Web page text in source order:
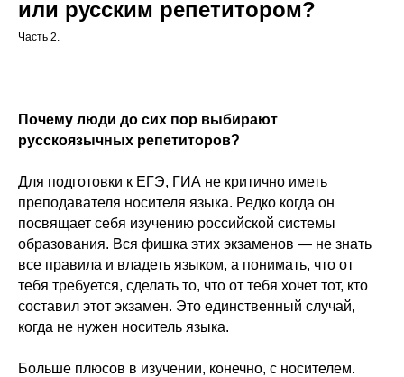
или русским репетитором?
Часть 2.
Почему люди до сих пор выбирают
русскоязычных репетиторов?
Для подготовки к ЕГЭ, ГИА не критично иметь
преподавателя носителя языка. Редко когда он
посвящает себя изучению российской системы
образования. Вся фишка этих экзаменов — не знать
все правила и владеть языком, а понимать, что от
тебя требуется, сделать то, что от тебя хочет тот, кто
составил этот экзамен. Это единственный случай,
когда не нужен носитель языка.
Больше плюсов в изучении, конечно, с носителем.